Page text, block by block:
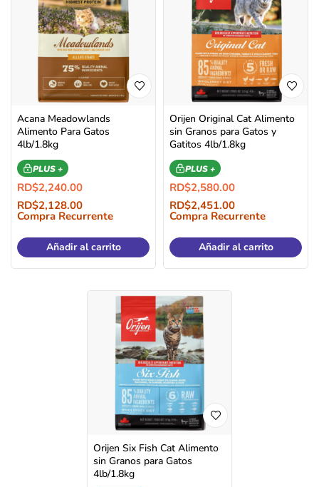
Acana Meadowlands
Alimento Para Gatos
4lb/1.8kg
PLUS +
RD$2,240.00
RD$2,128.00
Compra Recurrente
Añadir al carrito
Orijen Original Cat Alimento
sin Granos para Gatos y
Gatitos 4lb/1.8kg
PLUS +
RD$2,580.00
RD$2,451.00
Compra Recurrente
Añadir al carrito
Orijen Six Fish Cat Alimento
sin Granos para Gatos
4lb/1.8kg